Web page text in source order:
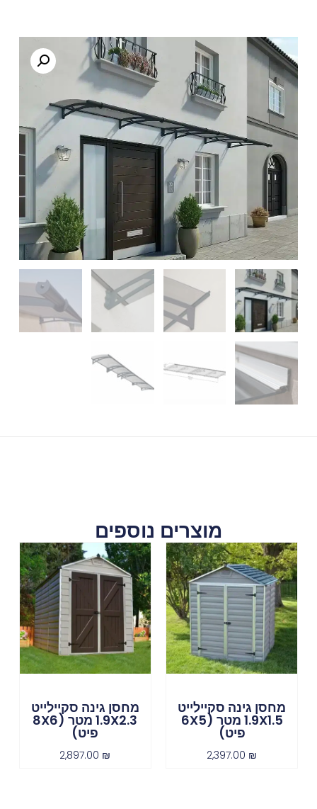
מוצרים נוספים
מחסן גינה סקיילייט
1.9X1.5 מטר (6X5
פיט)
2,397.00 ₪
מחסן גינה סקיילייט
1.9X2.3 מטר (8X6
פיט)
2,897.00 ₪